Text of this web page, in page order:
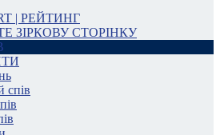
| РЕЙТИНГ
ЗІРКОВУ СТОРІНКУ
спів